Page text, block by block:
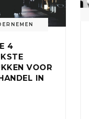
4
VOOR
IN